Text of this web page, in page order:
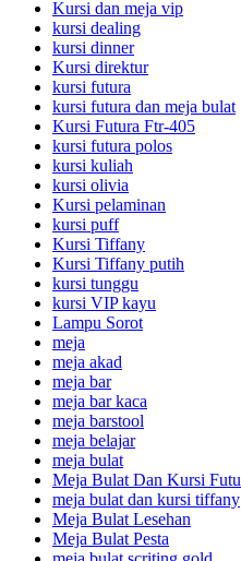
Kursi dan meja vip
kursi dealing
kursi dinner
Kursi direktur
kursi futura
kursi futura dan meja bulat
Kursi Futura Ftr-405
kursi futura polos
kursi kuliah
kursi olivia
Kursi pelaminan
kursi puff
Kursi Tiffany
Kursi Tiffany putih
kursi tunggu
kursi VIP kayu
Lampu Sorot
meja
meja akad
meja bar
meja bar kaca
meja barstool
meja belajar
meja bulat
Meja Bulat Dan Kursi
meja bulat dan kursi tiffany
Meja Bulat Lesehan
Meja Bulat Pesta